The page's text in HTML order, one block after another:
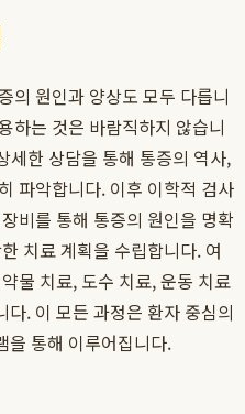
의 원인과 양상도 모두 다릅니
하는 것은 바람직하지 않습니
세한 상담을 통해 통증의 역사,
파악합니다. 이후 이학적 검사
비를 통해 통증의 원인을 명확
치료 계획을 수립합니다. 여
물 치료, 도수 치료, 운동 치료
. 이 모든 과정은 환자 중심의
을 통해 이루어집니다.